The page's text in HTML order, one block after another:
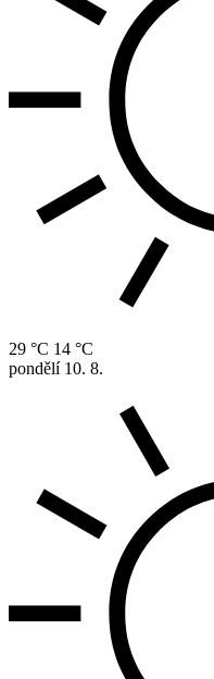
29 °C 14 °C
pondělí 10. 8.